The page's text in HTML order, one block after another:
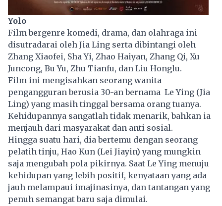
Yolo
Film bergenre komedi, drama, dan olahraga ini
disutradarai oleh Jia Ling serta dibintangi oleh
Zhang Xiaofei, Sha Yi, Zhao Haiyan, Zhang Qi, Xu
Juncong, Bu Yu, Zhu Tianfu, dan Liu Honglu.
Film ini mengisahkan seorang wanita
pengangguran berusia 30-an bernama Le Ying (Jia
Ling) yang masih tinggal bersama orang tuanya.
Kehidupannya sangatlah tidak menarik, bahkan ia
menjauh dari masyarakat dan anti sosial.
Hingga suatu hari, dia bertemu dengan seorang
pelatih tinju, Hao Kun (Lei Jiayin) yang mungkin
saja mengubah pola pikirnya. Saat Le Ying menuju
kehidupan yang lebih positif, kenyataan yang ada
jauh melampaui imajinasinya, dan tantangan yang
penuh semangat baru saja dimulai.